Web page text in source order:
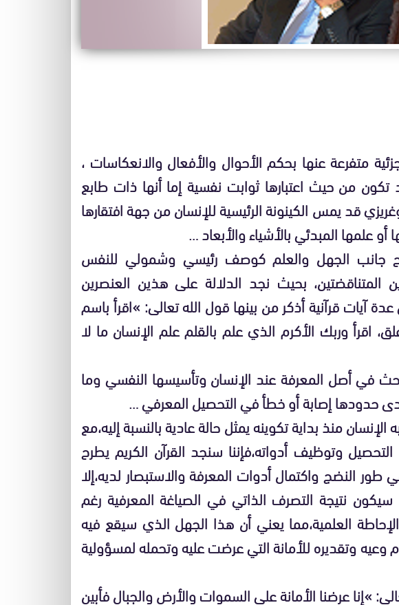
متفرعة عنها بحكم الأحوال والأفعال والانعكاسات ،
تكون من حيث اعتبارها ثوابت نفسية إما أنها ذات طابع
قد يمس الكينونة الرئيسية للإنسان من جهة افتقارها
علمها المبدئي بالأشياء والأبعاد …
جانب الجهل والعلم كوصف رئيسي وشمولي للنفس
بحيث نجد الدلالة على هذين العنصرين
آيات قرآنية أذكر من بينها قول الله تعالى: »اقرأ باسم
اقرأ وربك الأكرم الذي علم بالقلم علم الإنسان ما لا
في أصل المعرفة عند الإنسان وتأسيسها النفسي وما
حدودها إصابة أو خطأ في التحصيل المعرفي …
منذ بداية تكوينه يمثل حالة عادية بالنسبة إليه،مع
التحصيل وتوظيف أدواته،فإننا سنجد القرآن الكريم يطرح
النضج واكتمال أدوات المعرفة والاستبصار لديه،إلا
نتيجة التصرف الذاتي في الصياغة المعرفية رغم
العلمية،مما يعني أن هذا الجهل الذي سيقع فيه
وتقديره للأمانة التي عرضت عليه وتحمله لمسؤولية
»إنا عرضنا الأمانة على السموات والأرض والجبال فأبين